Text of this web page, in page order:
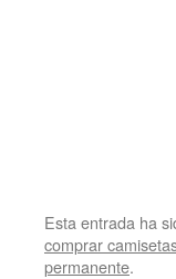
Esta entrada ha
comprar
permanente.